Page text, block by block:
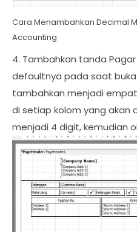
Cara Menambahkan Decimal
Accounting
4. Tambahkan tanda
defaultnya pada saat
tambahkan menjadi
di setiap kolom yang akan
menjadi 4 digit, kemudian